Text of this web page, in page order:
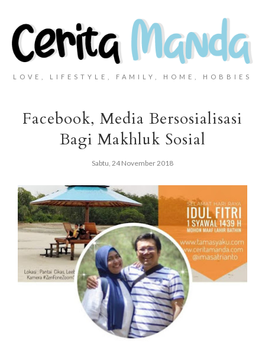
LOVE, LIFESTYLE, FAMILY, HOME, HOBBIES
Facebook, Media Bersosialisasi
Bagi Makhluk Sosial
Sabtu, 24 November 2018